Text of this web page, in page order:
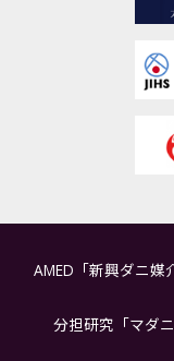
AMED「新興ダニ媒
分担研究「マダ